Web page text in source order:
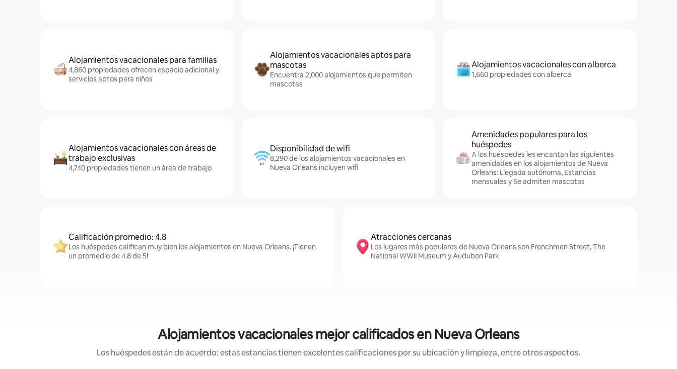
Alojamientos vacacionales para familias
4,860 propiedades ofrecen espacio adicional y
servicios aptos para niños
Alojamientos vacacionales aptos para
mascotas
Encuentra 2,000 alojamientos que permiten
mascotas
Alojamientos vacacionales con alberca
1,660 propiedades con alberca
Alojamientos vacacionales con áreas de
trabajo exclusivas
4,740 propiedades tienen un área de trabajo
Disponibilidad de wifi
8,290 de los alojamientos vacacionales en
Nueva Orleans incluyen wifi
Amenidades populares para los
huéspedes
A los huéspedes les encantan las siguientes
amenidades en los alojamientos de Nueva
Orleans: Llegada autónoma, Estancias
mensuales y Se admiten mascotas
Calificación promedio: 4.8
Los huéspedes califican muy bien los alojamientos en Nueva Orleans. ¡Tienen
un promedio de 4.8 de 5!
Atracciones cercanas
Los lugares más populares de Nueva Orleans son Frenchmen Street, The
National WWII Museum y Audubon Park
Alojamientos vacacionales mejor calificados en Nueva Orleans
Los huéspedes están de acuerdo: estas estancias tienen excelentes calificaciones por su ubicación y limpieza, entre otros aspectos.